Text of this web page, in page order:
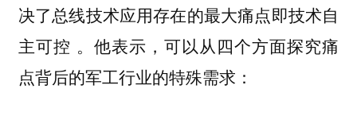
决了总线技术应用存在的最大痛点即技术自
主可控 。他表示，可以从四个方面探究痛
点背后的军工行业的特殊需求：